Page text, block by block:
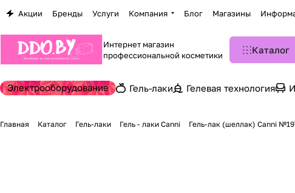
Акции Бренды Услуги Компания Блог Магазины
Интернет магазин
профессиональной косметики
Каталог
Электрооборудование Гель-лаки Гелевая технология
Главная Каталог Гель-лаки Гель - лаки Canni Гель-лак (шеллак) Canni